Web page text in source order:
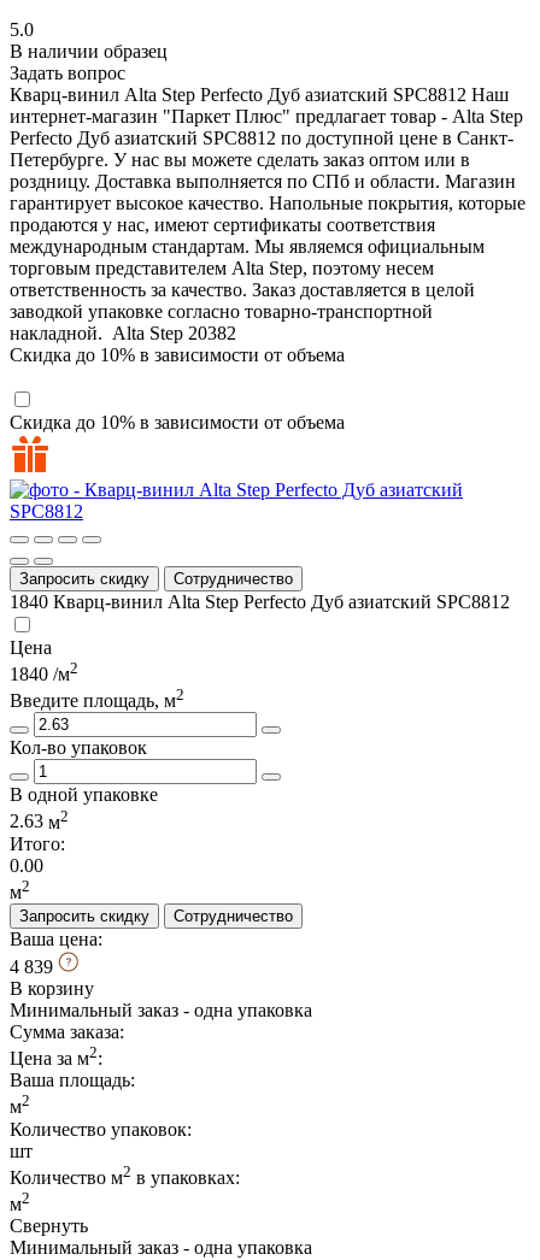
5.0
В наличии образец
Задать вопрос
Кварц-винил Alta Step Perfecto Дуб азиатский SPC8812 Наш
интернет-магазин "Паркет Плюс" предлагает товар - Alta Step
Perfecto Дуб азиатский SPC8812 по доступной цене в Санкт-
Петербурге. У нас вы можете сделать заказ оптом или в
роздницу. Доставка выполняется по СПб и области. Магазин
гарантирует высокое качество. Напольные покрытия, которые
продаются у нас, имеют сертификаты соответствия
международным стандартам. Мы являемся официальным
торговым представителем Alta Step, поэтому несем
ответственность за качество. Заказ доставляется в целой
заводкой упаковке согласно товарно-транспортной
накладной. Alta Step 20382
Скидка до 10% в зависимости от объема
Скидка до 10% в зависимости от объема
Запросить скидку Сотрудничество
1840 Кварц-винил Alta Step Perfecto Дуб азиатский SPC8812
Цена
1840 /м2
Введите площадь, м2
Кол-во упаковок
В одной упаковке
2.63 м2
Итого:
0.00
м2
Запросить скидку
Сотрудничество
Ваша цена:
4 839
В корзину
Минимальный заказ - одна упаковка
Сумма заказа:
Цена за м2:
Ваша площадь:
м2
Количество упаковок:
шт
Количество м2 в упаковках:
м2
Свернуть
Минимальный заказ - одна упаковка